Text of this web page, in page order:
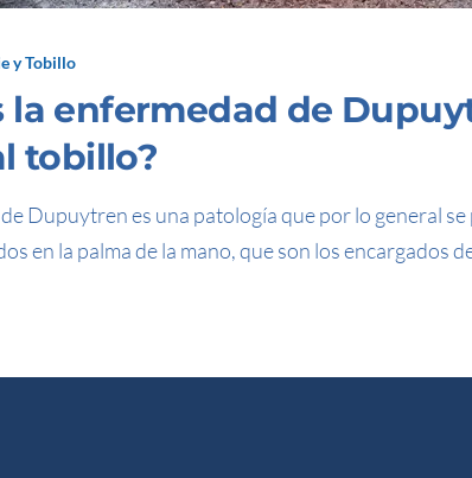
y Tobillo
la enfermedad de
tobillo?
Dupuytren es una patología que por lo general
en la palma de la mano, que son los encargados